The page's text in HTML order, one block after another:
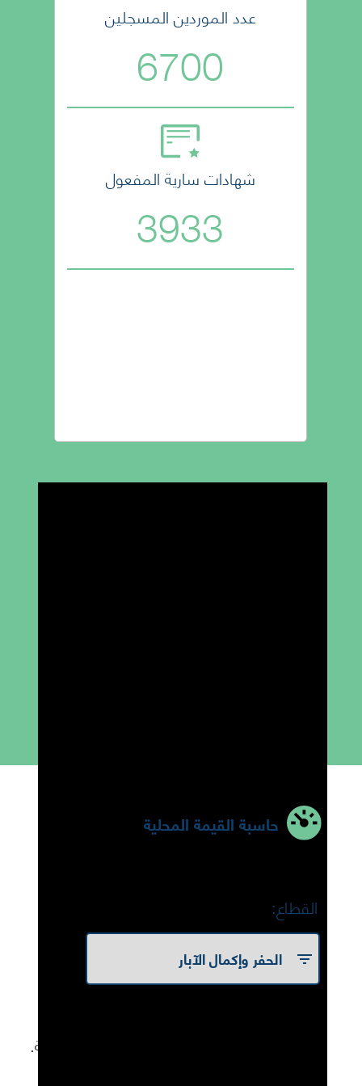
عدد الموردين المسجلين
6700
شهادات سارية المفعول
3933
حاسبة القيمة المحلية
القطاع:
المحلية الخاصة بك من خلال عناصر المعادلة.